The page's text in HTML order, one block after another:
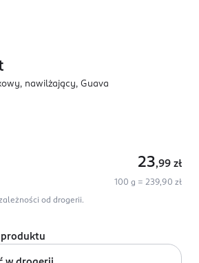
nawilżający, Guava
23,99 zł
100 g = 239,90 zł
od drogerii.
produktu